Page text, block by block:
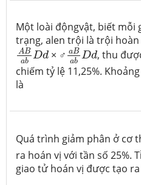
Một loài độngvật, biết mỗi
trạng, alen trội là trội hoàn
AB
ab Dd
ABabDd
× ♂ aB
ab Dd
aBabDd
, thu
chiếm tỷ lệ 11,25%.
là
Quá trình giảm phân ở cơ
ra hoán vị với tần số 25%.
giao tử hoán vị được tạo ra